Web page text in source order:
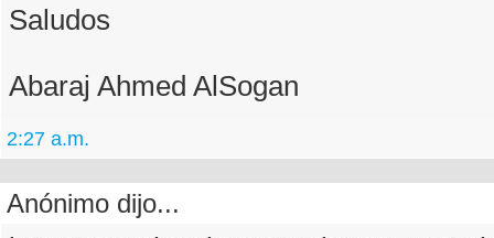
Saludos
Abaraj Ahmed AlSogan
2:27 a.m.
Anónimo dijo...